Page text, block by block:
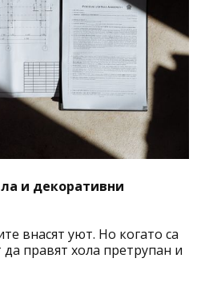
и декоративни
внасят уют. Но когато са
правят хола претрупан и